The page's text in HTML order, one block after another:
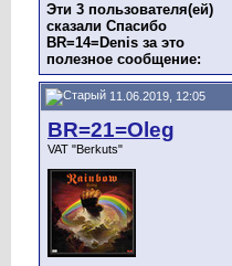
Эти 3 пользователя(ей)
сказали Спасибо
BR=14=Denis за это
полезное сообщение:
11.06.2019, 12:05
BR=21=Oleg
VAT "Berkuts"